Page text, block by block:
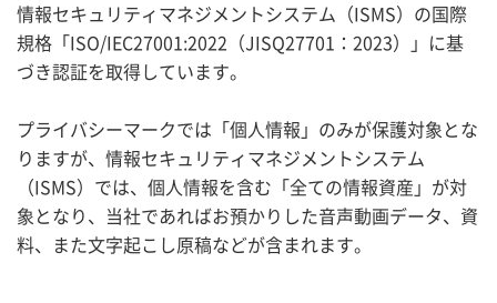
情報セキュリティマネジメントシステム（ISMS）の国際
規格「ISO/IEC27001:2022（JISQ27701：2023）」に基
づき認証を取得しています。
プライバシーマークでは「個人情報」のみが保護対象とな
りますが、情報セキュリティマネジメントシステム
（ISMS）では、個人情報を含む「全ての情報資産」が対
象となり、当社であればお預かりした音声動画データ、資
料、また文字起こし原稿などが含まれます。